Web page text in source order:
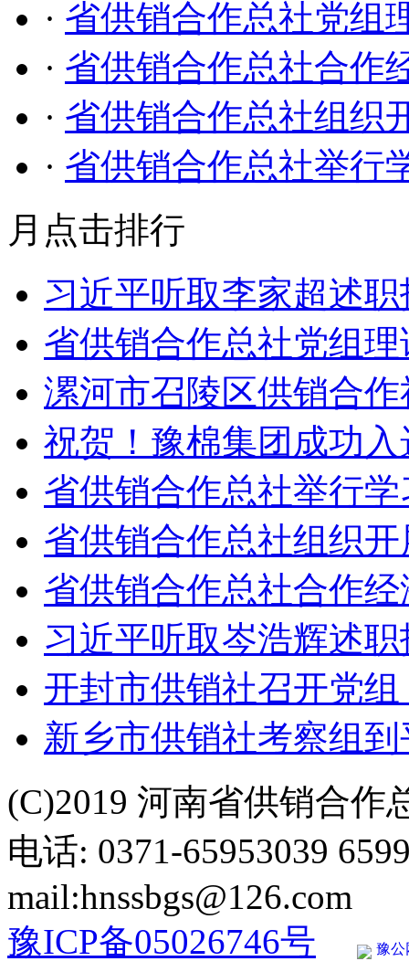
· 省供销合作总社党组
· 省供销合作总社合作
· 省供销合作总社组织
· 省供销合作总社举行
月点击排行
习近平听取李家超述
省供销合作总社党组
漯河市召陵区供销合
祝贺！豫棉集团成功
省供销合作总社举行
省供销合作总社组织
省供销合作总社合作
习近平听取岑浩辉述
开封市供销社召开党
新乡市供销社考察组
(C)2019 河南省供销合作
电话: 0371-65953039
mail:hnssbgs@126.com
豫ICP备05026746号
豫公